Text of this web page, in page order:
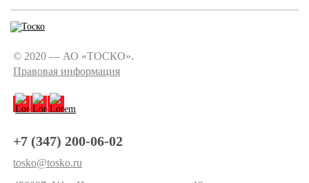
© 2020 — АО «ТОСКО».
Правовая информация
+7 (347) 200-06-02
tosko@tosko.ru